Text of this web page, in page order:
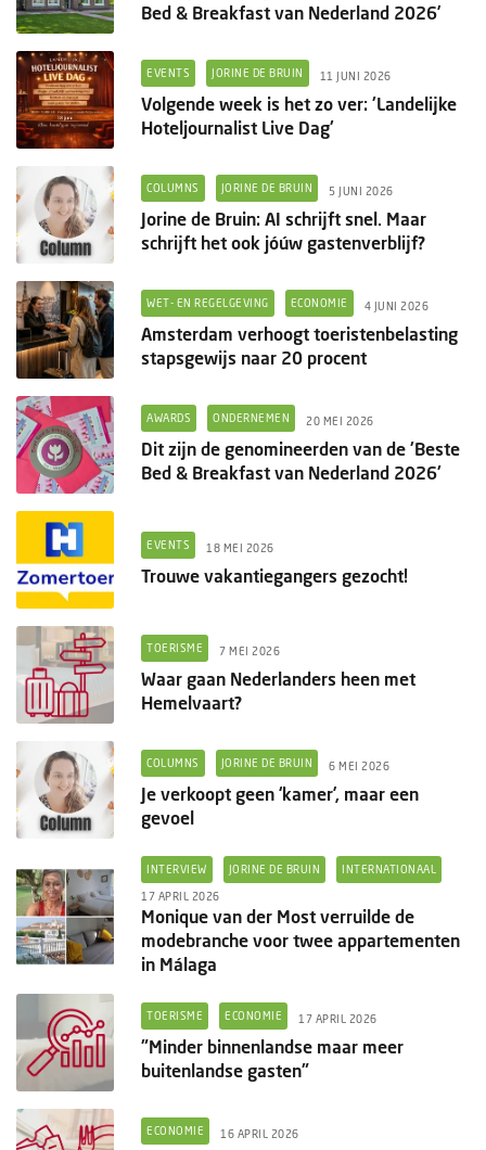
Bed & Breakfast van Nederland 2026’
EVENTS JORINE DE BRUIN 11 JUNI 2026
Volgende week is het zo ver: 'Landelijke
Hoteljournalist Live Dag'
COLUMNS JORINE DE BRUIN 5 JUNI 2026
Jorine de Bruin: AI schrijft snel. Maar
schrijft het ook jóúw gastenverblijf?
WET- EN REGELGEVING ECONOMIE 4 JUNI 2026
Amsterdam verhoogt toeristenbelasting
stapsgewijs naar 20 procent
AWARDS ONDERNEMEN 20 MEI 2026
Dit zijn de genomineerden van de 'Beste
Bed & Breakfast van Nederland 2026'
EVENTS 18 MEI 2026
Trouwe vakantiegangers gezocht!
TOERISME 7 MEI 2026
Waar gaan Nederlanders heen met
Hemelvaart?
COLUMNS JORINE DE BRUIN 6 MEI 2026
Je verkoopt geen ‘kamer’, maar een
gevoel
INTERVIEW JORINE DE BRUIN INTERNATIONAAL
17 APRIL 2026
Monique van der Most verruilde de
modebranche voor twee appartementen
in Málaga
TOERISME ECONOMIE 17 APRIL 2026
"Minder binnenlandse maar meer
buitenlandse gasten"
ECONOMIE 16 APRIL 2026